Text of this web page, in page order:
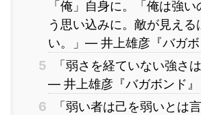
「俺」自身に。「俺は強
う思い込みに。敵が見える
い。」― 井上雄彦『バガボ
5
「弱さを経ていない強さは
― 井上雄彦『バガボンド』
6
「弱い者は己を弱いとは